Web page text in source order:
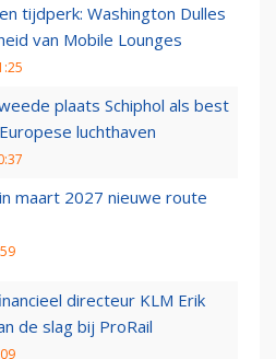
tijdperk: Washington Dulles
van Mobile Lounges
plaats Schiphol als best
luchthaven
maart 2027 nieuwe route
directeur KLM Erik
de slag bij ProRail